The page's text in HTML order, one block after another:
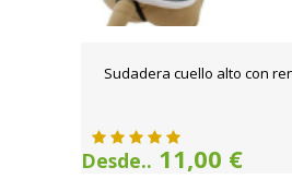
Sudadera cuello alto con
Desde.. 11,00 €